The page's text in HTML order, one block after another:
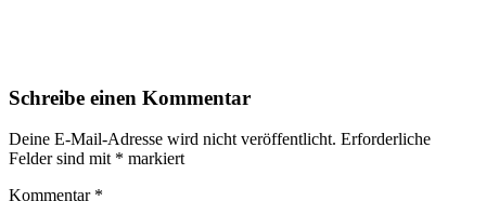
Schreibe einen Kommentar
Deine E-Mail-Adresse wird nicht veröffentlicht. Erforderliche
Felder sind mit * markiert
Kommentar *